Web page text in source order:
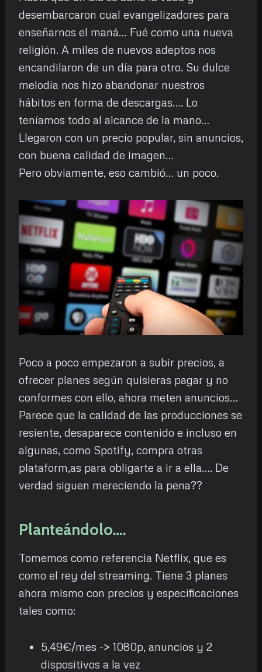
desembarcaron cual evangelizadores para
enseñarnos el maná… Fué como una nueva
religión. A miles de nuevos adeptos nos
encandilaron de un día para otro. Su dulce
melodía nos hizo abandonar nuestros
hábitos en forma de descargas…. Lo
teníamos todo al alcance de la mano…
Llegaron con un precio popular, sin anuncios,
con buena calidad de imagen…
Pero obviamente, eso cambió… un poco.
Poco a poco empezaron a subir precios, a
ofrecer planes según quisieras pagar y no
conformes con ello, ahora meten anuncios…
Parece que la calidad de las producciones se
resiente, desaparece contenido e incluso en
algunas, como Spotify, compra otras
plataform,as para obligarte a ir a ella…. De
verdad siguen mereciendo la pena??
Planteándolo….
Tomemos como referencia Netflix, que es
como el rey del streaming. Tiene 3 planes
ahora mismo con precios y especificaciones
tales como:
5,49€/mes -> 1080p, anuncios y 2
dispositivos a la vez